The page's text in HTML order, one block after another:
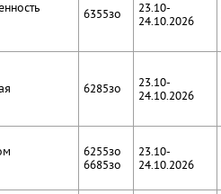
6355зо
23.10-
24.10.2026
6285зо
23.10-
24.10.2026
6255зо
6685зо
23.10-
24.10.2026